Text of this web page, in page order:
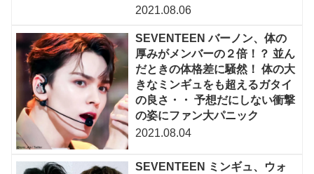
2021.08.06
SEVENTEEN バーノン、体の
厚みがメンバーの２倍！？ 並ん
だときの体格差に騒然！ 体の大
きなミンギュをも超えるガタイ
の良さ・・ 予想だにしない衝撃
の姿にファン大パニック
2021.08.04
SEVENTEEN ミンギュ、ウォ